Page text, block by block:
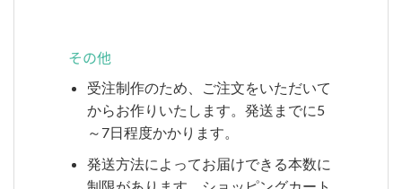
その他
受注制作のため、ご注文をいただいて
からお作りいたします。発送までに5
～7日程度かかります。
発送方法によってお届けできる本数に
制限があります。ショッピングカート